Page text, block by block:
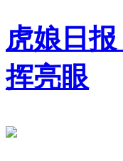
虎娘日
挥亮眼